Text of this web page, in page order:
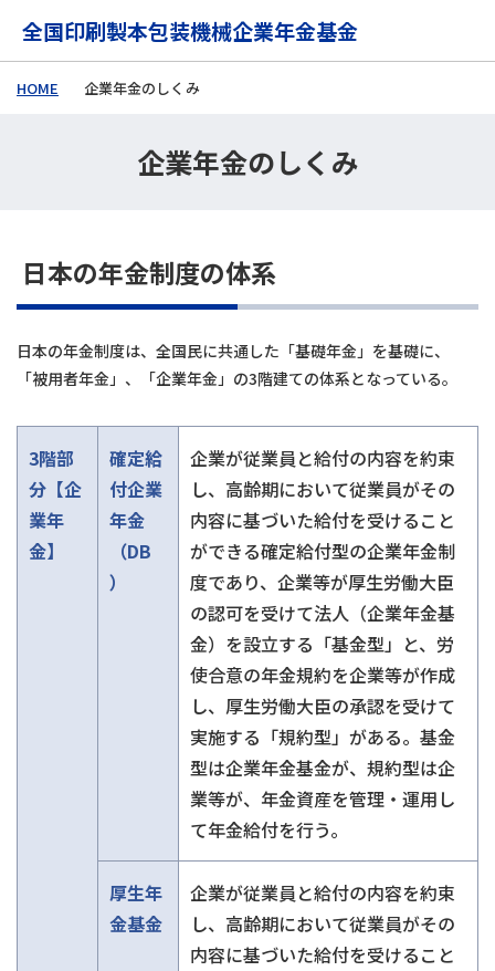
メインコンテンツに移動する
全国印刷製本包装機械企業年金基金
HOME 企業年金のしくみ
企業年金のしくみ
日本の年金制度の体系
日本の年金制度は、全国民に共通した「基礎年金」を基礎に、
「被用者年金」、「企業年金」の3階建ての体系となっている。
3階部
分【企
業年
金】
確定給
付企業
年金
（DB
）
企業が従業員と給付の内容を約束
し、高齢期において従業員がその
内容に基づいた給付を受けること
ができる確定給付型の企業年金制
度であり、企業等が厚生労働大臣
の認可を受けて法人（企業年金基
金）を設立する「基金型」と、労
使合意の年金規約を企業等が作成
し、厚生労働大臣の承認を受けて
実施する「規約型」がある。基金
型は企業年金基金が、規約型は企
業等が、年金資産を管理・運用し
て年金給付を行う。
厚生年
金基金
企業が従業員と給付の内容を約束
し、高齢期において従業員がその
内容に基づいた給付を受けること